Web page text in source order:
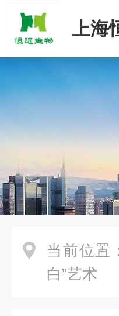
上海
当前位置
白”艺术